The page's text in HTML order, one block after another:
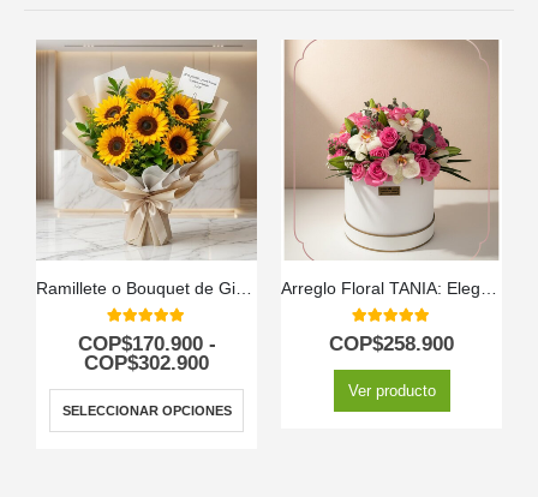
5.00out of 5
COP$170.900 -
COP$302.900
SELECCIONAR OPCIONES
5.00out of 5
COP$258.900
Ver producto